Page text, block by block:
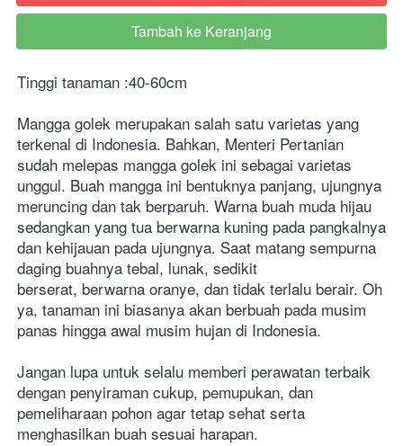
`
Tambah ke Keranjang
Tinggi tanaman :40-60cm
Mangga golek merupakan salah satu varietas yang
terkenal di Indonesia. Bahkan, Menteri Pertanian
sudah melepas mangga golek ini sebagai varietas
unggul. Buah mangga ini bentuknya panjang, ujungnya
meruncing dan tak berparuh. Warna buah muda hijau
sedangkan yang tua berwarna kuning pada pangkalnya
dan kehijauan pada ujungnya. Saat matang sempurna
daging buahnya tebal, lunak, sedikit
berserat, berwarna oranye, dan tidak terlalu berair. Oh
ya, tanaman ini biasanya akan berbuah pada musim
panas hingga awal musim hujan di Indonesia.
Jangan lupa untuk selalu memberi perawatan terbaik
dengan penyiraman cukup, pemupukan, dan
pemeliharaan pohon agar tetap sehat serta
menghasilkan buah sesuai harapan.